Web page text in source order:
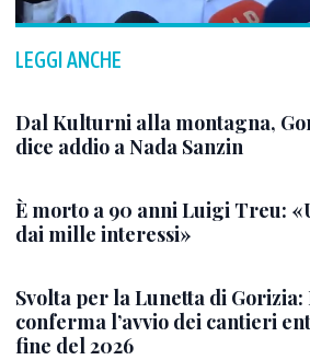
LEGGI ANCHE
Dal Kulturni alla montagna,
dice addio a Nada Sanzin
È morto a 90 anni Luigi Treu:
dai mille interessi»
Svolta per la Lunetta di Gorizia:
conferma l’avvio dei cantieri
fine del 2026